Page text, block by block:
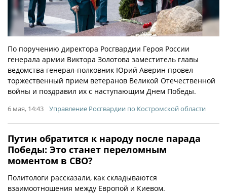
По поручению директора Росгвардии Героя России
генерала армии Виктора Золотова заместитель главы
ведомства генерал-полковник Юрий Аверин провел
торжественный прием ветеранов Великой Отечественной
войны и поздравил их с наступающим Днем Победы.
6 мая, 14:43 Управление Росгвардии по Костромской области
Путин обратится к народу после парада
Победы: Это станет переломным
моментом в СВО?
Политологи рассказали, как складываются
взаимоотношения между Европой и Киевом.